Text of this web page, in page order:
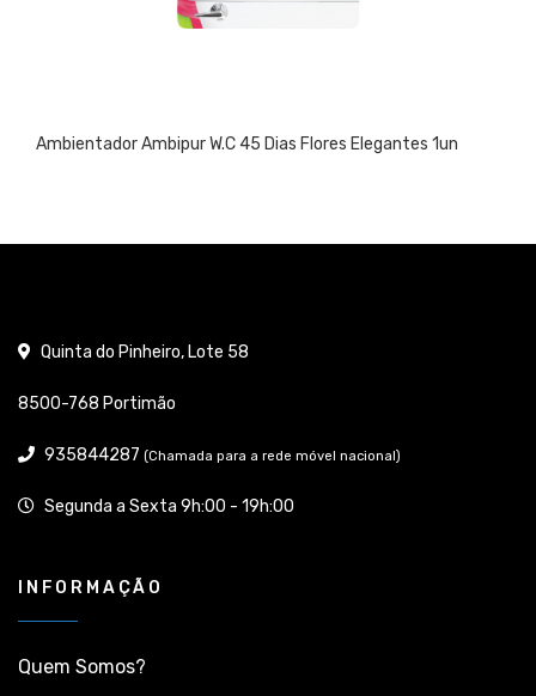
Ambientador Ambipur W.C 45 Dias Flores Elegantes 1un
Quinta do Pinheiro, Lote 58
8500-768 Portimão
935844287 (Chamada para a rede móvel nacional)
Segunda a Sexta 9h:00 - 19h:00
INFORMAÇÃO
Quem Somos?